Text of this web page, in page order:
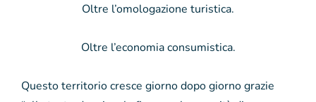
Oltre l’omologazione turistica.
Oltre l’economia consumistica.
Questo territorio cresce giorno dopo giorno grazie